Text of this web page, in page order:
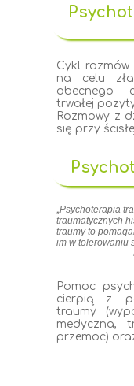
„Psychoterapia
traumatycznych
traumy to
im w tolerowaniu
Pomoc
cierpią z
traumy
medyczna,
przemoc)
Cykl
na celu
obecnego
trwałej
Rozmowy z
się przy